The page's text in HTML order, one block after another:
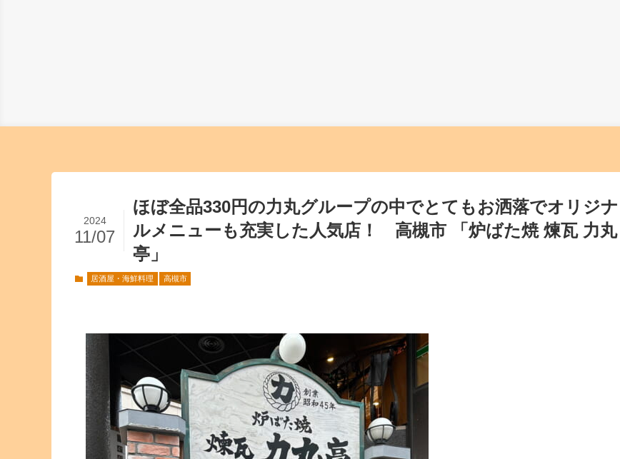
ほぼ全品330円の力丸グループの中でとてもお洒落でオリジナ
ルメニューも充実した人気店！ 高槻市 「炉ばた焼 煉瓦 力丸
亭」
2024
11/07
居酒屋・海鮮料理 高槻市